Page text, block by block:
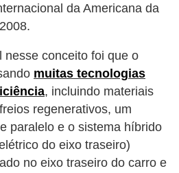
da Americana da
nesse conceito foi que o
muitas tecnologias
, incluindo materiais
regenerativos, um
paralelo e o sistema híbrido
do eixo traseiro)
no eixo traseiro do carro e